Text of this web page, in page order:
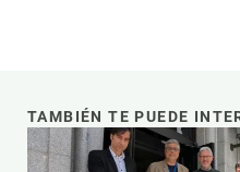
TAMBIÉN TE PUEDE